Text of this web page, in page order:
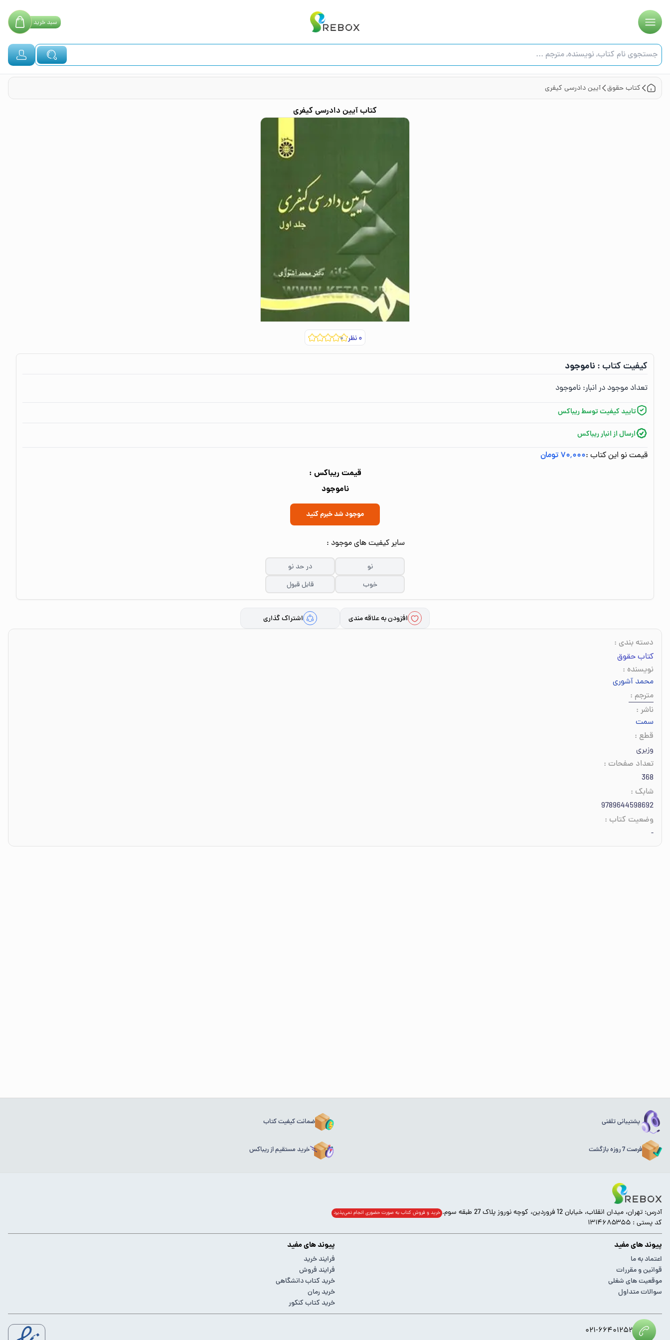
سبدخرید
کتابحقوق آیین دادرسی کیفری
کتابآیین دادرسی کیفری
۰نظر
کیفیت کتاب :‌ ناموجود
تعداد موجود در انبار:‌ ناموجود
تایید کیفیت توسط ریباکس
ارسال از انبار ریباکس
قیمت نو این کتاب :۷۰٬۰۰۰ تومان
قیمت ریباکس :
ناموجود
موجود شد خبرم کنید
سایر کیفیت های موجود :
نو
در حد نو
خوب
قابل قبول
افزودن به علاقه مندی اشتراک گذاری
دسته بندی :
کتاب حقوق
نویسنده :
محمد آشوری
مترجم :
ناشر :
سمت
قطع :
وزیری
تعداد صفحات :
368
شابک :
9789644598692
وضعیت کتاب :
-
پشتیبانی تلفنی ضمانت کیفیت کتاب
فرصت 7 روزه بازگشت خرید مستقیم از ریباکس
آدرس: تهران، میدان انقلاب، خیابان 12 فروردین، کوچه نوروز پلاک 27 طبقه سوم. خرید و فروش کتاب به صورت حضوری انجام‌ نمی‌پذیرد
کد پستی : ۱۳۱۴۶۸۵۳۵۵
پیوند های مفید
اعتماد به ما
قوانین و مقررات
موقعیت های شغلی
سوالات متداول
پیوند های مفید
فرایند خرید
فرایند فروش
خرید کتاب دانشگاهی
خرید رمان
خرید کتاب کنکور
۰۲۱-۶۶۴۰۱۲۵۲